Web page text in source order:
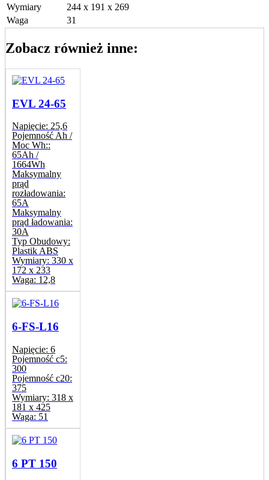
Wymiary
244 x 191 x 269
Waga
31
Zobacz również inne:
EVL 24-65
Napięcie: 25,6
Pojemność Ah /
Moc Wh::
65Ah /
1664Wh
Maksymalny
prąd
rozładowania:
65A
Maksymalny
prąd ładowania:
30A
Typ Obudowy:
Plastik ABS
Wymiary: 330 x
172 x 233
Waga: 12,8
6-FS-L16
Napięcie: 6
Pojemność c5:
300
Pojemność c20:
375
Wymiary: 318 x
181 x 425
Waga: 51
6 PT 150